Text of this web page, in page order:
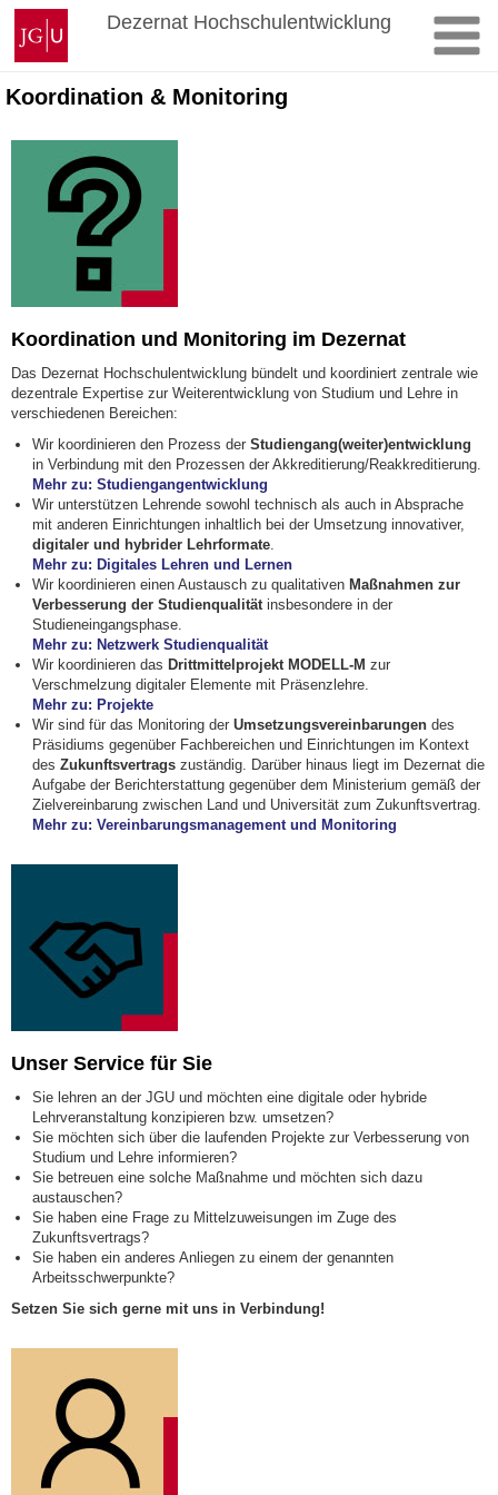
Zum
Inhalt
springen
Johannes
Gutenberg-
Universität
Mainz
Dezernat Hochschulentwicklung
Koordination & Monitoring
Koordination und Monitoring im Dezernat
Das Dezernat Hochschulentwicklung bündelt und koordiniert zentrale wie
dezentrale Expertise zur Weiterentwicklung von Studium und Lehre in
verschiedenen Bereichen:
Wir koordinieren den Prozess derStudiengang(weiter)entwicklung
in Verbindung mit den Prozessen der Akkreditierung/Reakkreditierung.
Mehr zu: Studiengangentwicklung
Wir unterstützen Lehrende sowohl technisch als auch in Absprache
mit anderen Einrichtungen inhaltlich bei der Umsetzung innovativer,
digitaler und hybrider Lehrformate
Mehr zu: Digitales Lehren und Lernen
Wir koordinieren einen Austausch zu qualitativenMaßnahmen zur
Verbesserung der Studienqualität insbesondere in der
Studieneingangsphase.
Mehr zu: Netzwerk Studienqualität
Wir koordinieren dasDrittmittelprojekt MODELL-M zur
Verschmelzung digitaler Elemente mit Präsenzlehre.
Mehr zu: Projekte
Wir sind für das Monitoring derUmsetzungsvereinbarungen des
Präsidiums gegenüber Fachbereichen und Einrichtungen im Kontext
desZukunftsvertrags zuständig. Darüber hinaus liegt im Dezernat die
Aufgabe der Berichterstattung gegenüber dem Ministerium gemäß der
Zielvereinbarung zwischen Land und Universität zum Zukunftsvertrag.
Mehr zu: Vereinbarungsmanagement und Monitoring
Unser Service für Sie
Sie lehren an der JGU und möchten eine digitale oder hybride
Lehrveranstaltung konzipieren bzw. umsetzen?
Sie möchten sich über die laufenden Projekte zur Verbesserung von
Studium und Lehre informieren?
Sie betreuen eine solche Maßnahme und möchten sich dazu
austauschen?
Sie haben eine Frage zu Mittelzuweisungen im Zuge des
Zukunftsvertrags?
Sie haben ein anderes Anliegen zu einem der genannten
Arbeitsschwerpunkte?
Setzen Sie sich gerne mit uns in Verbindung!